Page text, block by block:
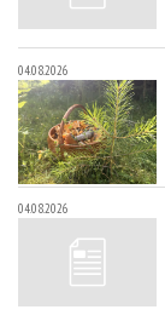
04.08.2026
04.08.2026